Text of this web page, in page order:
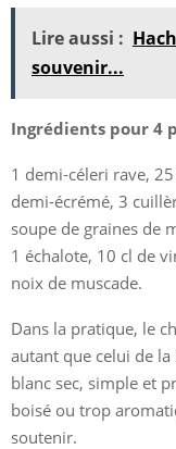
Lire aussi :
souvenir...
Ingrédients pour 4
1 demi-céleri rave,
demi-écrémé, 3
soupe de graines de
1 échalote, 10 cl de
noix de muscade.
Dans la pratique, le
autant que celui de
blanc sec, simple et
boisé ou trop
soutenir.